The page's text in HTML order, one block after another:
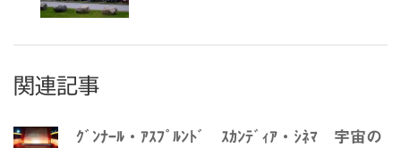
関連記事
ｸﾞﾝﾅｰﾙ・ｱｽﾌﾟﾙﾝﾄﾞ ｽｶﾝﾃﾞｨｱ・ｼﾈﾏ 宇宙の